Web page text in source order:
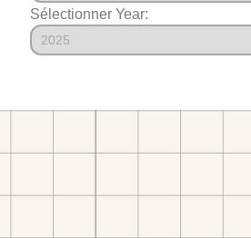
Sélectionner Year: